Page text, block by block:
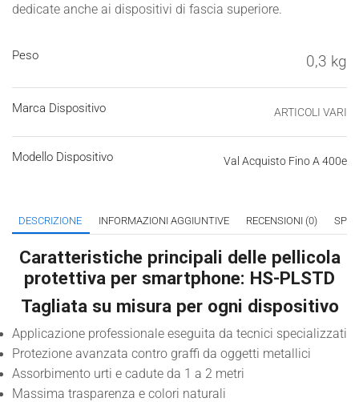
dedicate anche ai dispositivi di fascia superiore.
Peso 0,3 kg
Marca Dispositivo ARTICOLI VARI
Modello Dispositivo Val Acquisto Fino A 400e
DESCRIZIONE INFORMAZIONI AGGIUNTIVE RECENSIONI (0)
Caratteristiche principali delle pellicola
protettiva per smartphone: HS-PLSTD
Tagliata su misura per ogni dispositivo
Applicazione professionale eseguita da tecnici specializzati
Protezione avanzata contro graffi da oggetti metallici
Assorbimento urti e cadute da 1 a 2 metri
Massima trasparenza e colori naturali